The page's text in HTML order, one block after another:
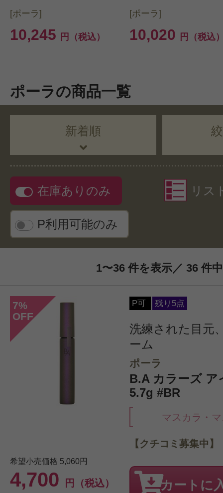
[ポーラ]
10,245 円（税込）
[ポーラ]
10,020 円（税込
ポーラの商品一覧
新着順
在庫ありのみ
P利用可能のみ
リス
1〜36 件を表示／ 36 件中
7%
OFF
P可 残り5点
洗練された目元
ーム
ポーラ
B.A カラーズ ア
5.7g #BR
マスカラ・
希望小売価格 5,060円
4,700 円（税込）
【クチコミ募集中】
カートに